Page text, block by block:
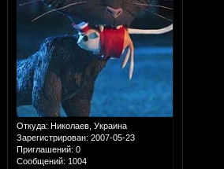
Откуда: Николаев, Украина
Зарегистрирован: 2007-05-23
Приглашений: 0
Сообщений: 1004